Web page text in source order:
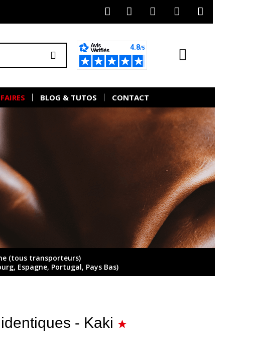
BLOG & TUTOS CONTACT
(tous transporteurs)
Espagne, Portugal, Pays Bas)
- Kaki